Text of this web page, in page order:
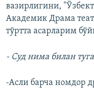
вазирлигини,
Академик Драма
тўртта асарларим
- Суд нима билан
-Асли барча номдор